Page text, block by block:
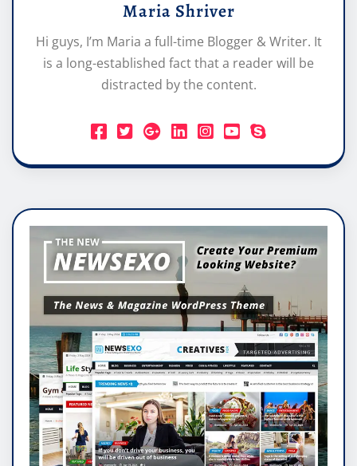
Maria Shriver
Hi guys, I’m Maria a full-time Blogger & Writer. It
is a long-established fact that a reader will be
distracted by the content.